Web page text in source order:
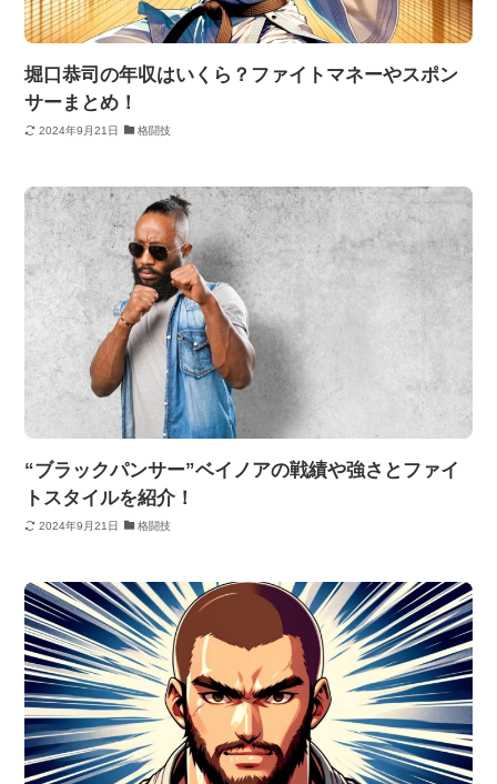
堀口恭司の年収はいくら？ファイトマネーやスポン
サーまとめ！
2024年9月21日 格闘技
“ブラックパンサー”ベイノアの戦績や強さとファイ
トスタイルを紹介！
2024年9月21日 格闘技